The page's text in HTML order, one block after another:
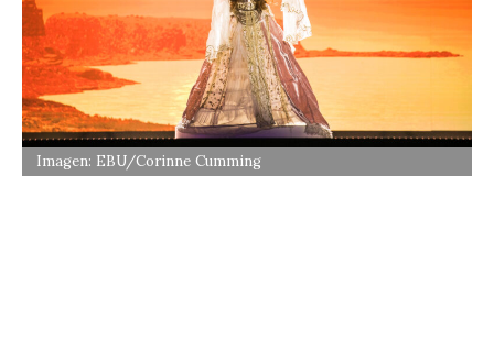
Imagen: EBU/Corinne Cumming